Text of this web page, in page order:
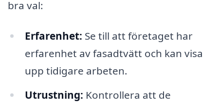
bra val:
Erfarenhet: Se till att företaget har
erfarenhet av fasadtvätt och kan visa
upp tidigare arbeten.
Utrustning: Kontrollera att de